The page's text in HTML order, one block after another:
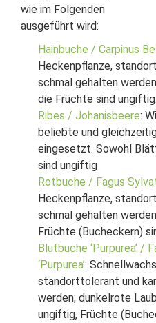
wie im Folgenden
ausgeführt wird:
Hainbuche / Carpinus
Heckenpflanze,
schmal gehalten
die Früchte sind ungiftig.
Ribes / Johanisbeere:
beliebte und
eingesetzt. Sowohl
sind ungiftig
Rotbuche / Fagus
Heckenpflanze,
schmal gehalten
Früchte (Bucheckern)
Blutbuche ‘Purpurea’ /
‘Purpurea’:
standorttolerant und
werden; dunkelrote
ungiftig, Früchte